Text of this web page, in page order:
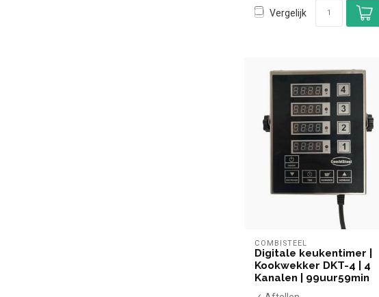
Vergelijk
COMBISTEEL
Digitale keukentimer |
Kookwekker DKT-4 | 4
Kanalen | 99uur59min